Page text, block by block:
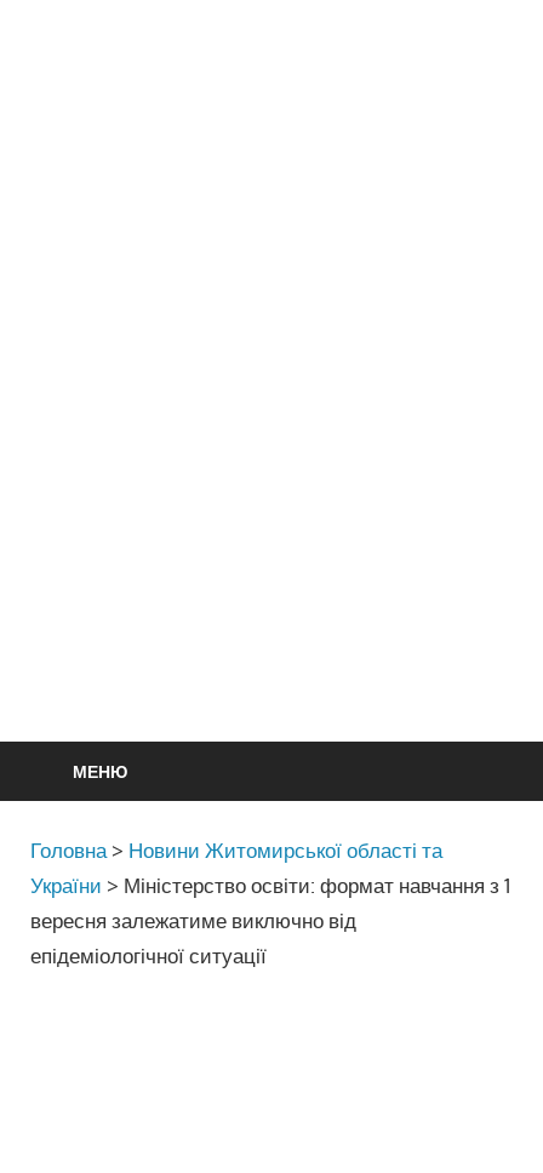
МЕНЮ
Головна > Новини Житомирської області та
України > Міністерство освіти: формат навчання з 1
вересня залежатиме виключно від
епідеміологічної ситуації